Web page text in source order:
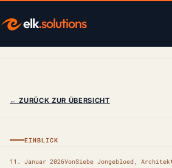
elk.solutions
← ZURÜCK ZUR ÜBERSICHT
EINBLICK
11. Januar 2026VonSiebe Jongebloed,